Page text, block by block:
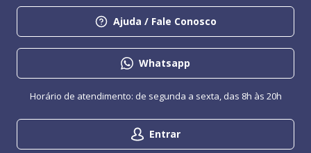
Ajuda / Fale Conosco
Whatsapp
Entrar
Horário de atendimento: de segunda a sexta, das 8h às 20h